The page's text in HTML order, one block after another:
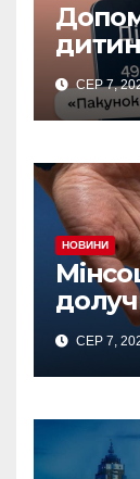
наСЕР 7,
НОВИНИ
СЕР 7,